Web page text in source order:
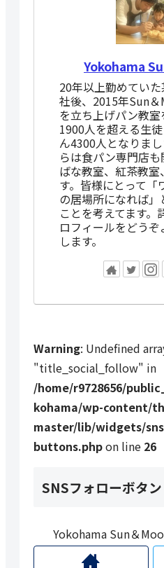
Yokohama
20年以上勤めてい
社後、2015年Sun
を立ち上げパン教
1900人を超える生
ん4300人となりま
らは食パン専門店
ばな教室、紅茶教室
す。皆様にとって「
の居場所になれば
ことを考えてます。
ロフィールをどう
します。
Warning: Undefined
"title_social_follow" in
/home/r9728656/
kohama/wp-content/
master/lib/widgets/
buttons.phpon line 26
SNSフォローボタン
Yokohama Sun＆